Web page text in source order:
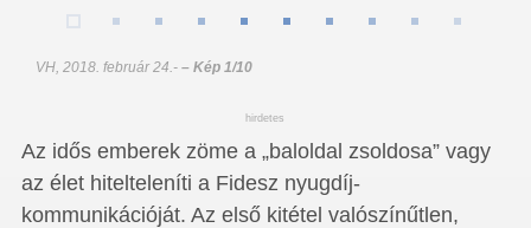
VH, 2018. február 24.-– Kép 1/10
hirdetes
Az idős emberek zöme a „baloldal zsoldosa” vagy
az élet hitelteleníti a Fidesz nyugdíj-
kommunikációját. Az első kitétel valószínűtlen,